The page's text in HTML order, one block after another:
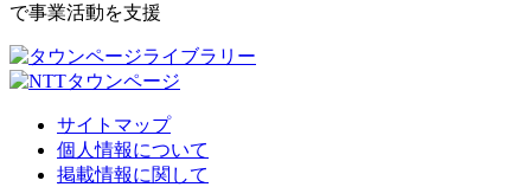
で事業活動を支援
サイトマップ
個人情報について
掲載情報に関して